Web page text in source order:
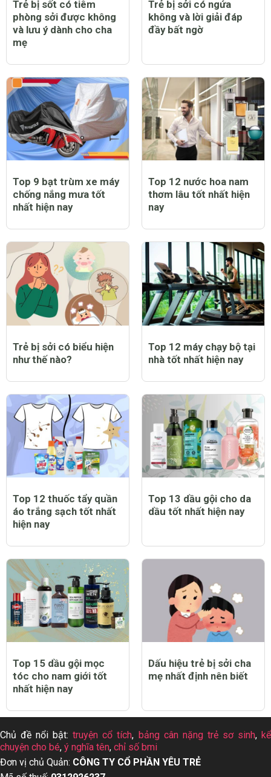
Trẻ bị sốt có tiêm
phòng sởi được không
và lưu ý dành cho cha
mẹ
Trẻ bị sởi có ngứa
không và lời giải đáp
đầy bất ngờ
Top 9 bạt trùm xe máy
chống nắng mưa tốt
nhất hiện nay
Top 12 nước hoa nam
thơm lâu tốt nhất hiện
nay
Trẻ bị sởi có biểu hiện
như thế nào?
Top 12 máy chạy bộ tại
nhà tốt nhất hiện nay
Top 12 thuốc tẩy quần
áo trắng sạch tốt nhất
hiện nay
Top 13 dầu gội cho da
dầu tốt nhất hiện nay
Top 15 dầu gội mọc
tóc cho nam giới tốt
nhất hiện nay
Dấu hiệu trẻ bị sởi cha
mẹ nhất định nên biết
Chủ đề nổi bật:truyện cổ tích, bảng cân nặng trẻ sơ sinh, kể
chuyện cho bé, ý nghĩa tên, chỉ số bmi
Đơn vị chủ Quản: CÔNG TY CỔ PHẦN YÊU TRẺ